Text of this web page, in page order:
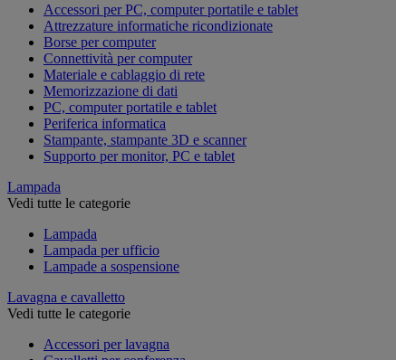
Accessori per PC, computer portatile e tablet
Attrezzature informatiche ricondizionate
Borse per computer
Connettività per computer
Materiale e cablaggio di rete
Memorizzazione di dati
PC, computer portatile e tablet
Periferica informatica
Stampante, stampante 3D e scanner
Supporto per monitor, PC e tablet
Lampada
Vedi tutte le categorie
Lampada
Lampada per ufficio
Lampade a sospensione
Lavagna e cavalletto
Vedi tutte le categorie
Accessori per lavagna